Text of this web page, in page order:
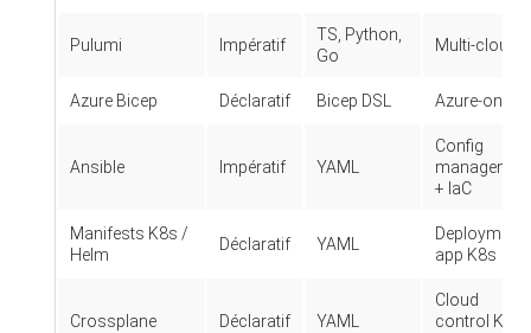
Pulumi Impératif
TS, Python,
Go
Multi-cloud
Azure Bicep Déclaratif Bicep DSL Azure-only
Ansible Impératif YAML
Config
+ IaC
Manifests K8s /
Helm
Déclaratif YAML
Deployment
app K8s
Crossplane Déclaratif YAML
Cloud
control K8s-